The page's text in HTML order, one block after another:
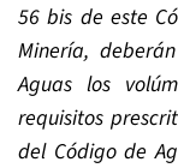
56 bis de este
Minería,
Aguas los
requisitos
del Código de